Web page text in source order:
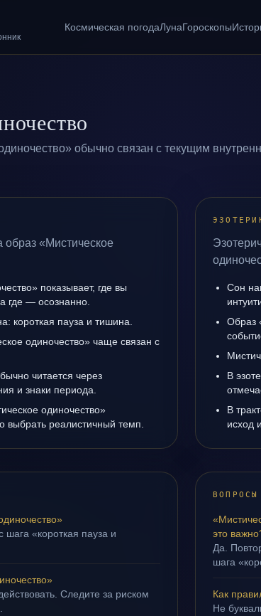
Космическая погодаЛунаГороскопы
обычно связан с текущим
образ «Мистическое
показывает, где вы
где — осознанно.
короткая пауза и тишина.
одиночество» чаще связан с
читается через
и знаки периода.
одиночество»
выбрать реалистичный темп.
Сон
Образ
В
В
исход
шага «короткая пауза и
Следите за риском
ВОПРОСЫ
это
Да.
шага
Как
Не